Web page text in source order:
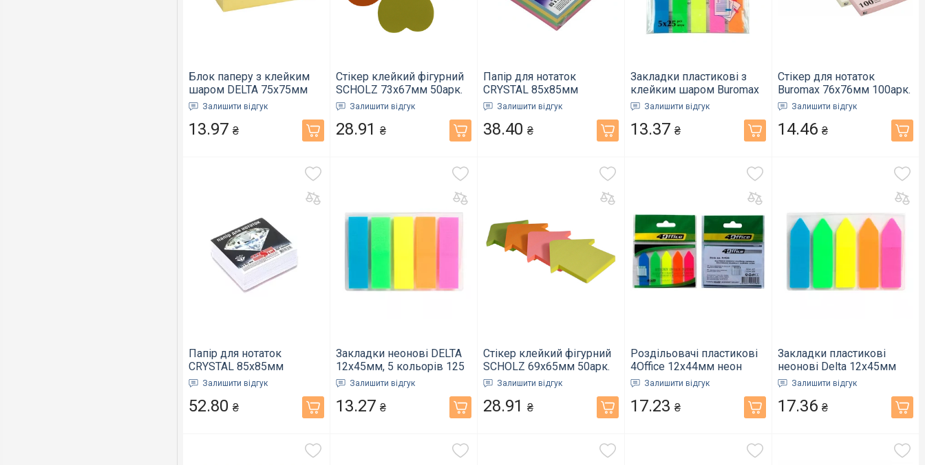
Блок паперу з клейким
шаром DELTA 75x75мм
100арк. жовтий (D3314-
Залишити відгук
13.97 ₴
Стікер клейкий фігурний
SCHOLZ 73х67мм 50арк.
колір в асортименті
"Серце" 8072 (02041420)
Залишити відгук
28.91 ₴
Папір для нотаток
CRYSTAL 85х85мм
300арк. мікс не клеєний
Залишити відгук
38.40 ₴
Закладки пластикові з
клейким шаром Buromax
NEON 45x12мм 5х25арк.
асорті (BM.2302-98)
Залишити відгук
13.37 ₴
Стікер для нотаток
Buromax 76х76мм 100арк.
асорті (BM.2312-99)
Залишити відгук
14.46 ₴
Папір для нотаток
CRYSTAL 85х85мм
400арк. білий не клеєний
Залишити відгук
52.80 ₴
Закладки неонові DELTA
12х45мм, 5 кольорів 125
шт прямокутна (D2450-
Залишити відгук
13.27 ₴
Стікер клейкий фігурний
SCHOLZ 69х65мм 50арк.
колір в асортименті,
"Стрілка" 8073 (02041430)
Залишити відгук
28.91 ₴
Роздільовачі пластикові
4Office 12х44мм неон
5х20арк. PP "Стріла" 4-426
Залишити відгук
17.23 ₴
Закладки пластикові
неонові Delta 12х45мм
125арк. 5 кольорів
"Стрілка" (D2450-02)
Залишити відгук
17.36 ₴